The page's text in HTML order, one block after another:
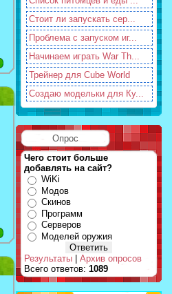
Стоит ли запускать сер...
Проблема с запуском иг...
Начинаем играть War Th...
Трейнер для Cube World
Создаю модельки для Ку...
Опрос
Чего стоит больше
добавлять на сайт?
WiKi
Модов
Скинов
Программ
Серверов
Моделей оружия
Результаты
Архив опросов
Всего ответов: 1089